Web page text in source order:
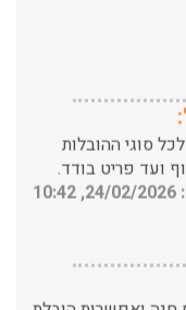
סוגי ההובלות
ועד פריט בודד.
ואפשרות הובלת